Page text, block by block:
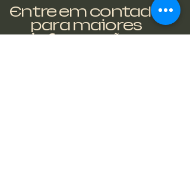
Entre em contado
para maiores
informações